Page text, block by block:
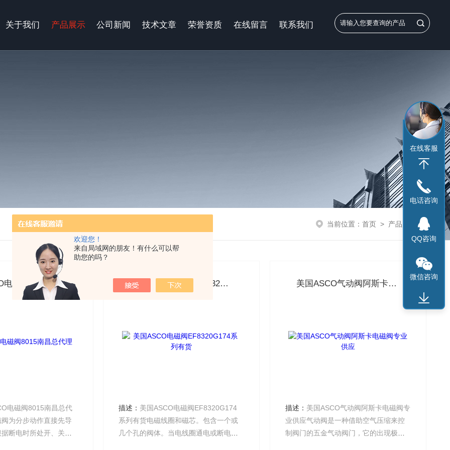
欢迎您！
来自局域网的朋友！有什么可以帮
助您的吗？
关于我们 产品展示 公司新闻 技术文章 荣誉资质 在线留言 联系我们
当前位置： 首页> 产品展示
美国ASCO电磁阀8015南昌总代理
电磁阀8015南昌总代
为分步动作直接先导
断电时所处开、关状
美国ASCO电磁阀EF8320G174系列有货
描述： 美国ASCO电磁阀EF8320G174
系列有货电磁线圈和磁芯。包含一个或
几个孔的阀体。当电线圈通电或断电
美国ASCO气动阀阿斯卡电磁阀专业供应
描述： 美国ASCO气动阀阿斯卡电磁阀专
业供应气动阀是一种借助空气压缩来控
制阀门的五金气动阀门，它的出现极大
在线客服
电话咨询
QQ咨询
微信咨询